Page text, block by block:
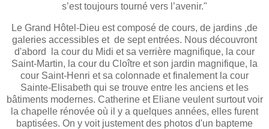
s’est toujours tourné vers l’avenir."
Le Grand Hôtel-Dieu est composé de cours, de jardins ,de
galeries accessibles et de sept entrées. Nous découvront
d'abord la cour du Midi et sa verrière magnifique, la cour
Saint-Martin, la cour du Cloître et son jardin magnifique, la
cour Saint-Henri et sa colonnade et finalement la cour
Sainte-Elisabeth qui se trouve entre les anciens et les
bâtiments modernes. Catherine et Eliane veulent surtout voir
la chapelle rénovée où il y a quelques années, elles furent
baptisées. On y voit justement des photos d'un bapteme